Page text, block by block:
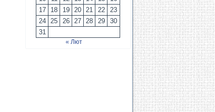
17
18 19 20 21 22
23
24
25 26 27 28 29
30
31
« Лют